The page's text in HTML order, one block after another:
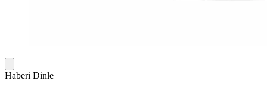
Haberi Dinle